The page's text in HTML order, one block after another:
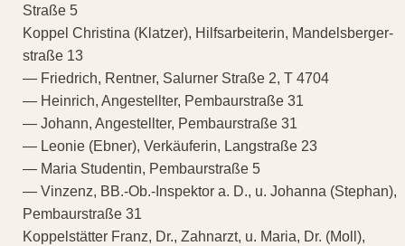
Straße 5
Koppel Christina (Klatzer), Hilfsarbeiterin, Mandelsberger-
straße 13
— Friedrich, Rentner, Salurner Straße 2, T 4704
— Heinrich, Angestellter, Pembaurstraße 31
— Johann, Angestellter, Pembaurstraße 31
— Leonie (Ebner), Verkäuferin, Langstraße 23
— Maria Studentin, Pembaurstraße 5
— Vinzenz, BB.-Ob.-Inspektor a. D., u. Johanna (Stephan),
Pembaurstraße 31
Koppelstätter Franz, Dr., Zahnarzt, u. Maria, Dr. (Moll),